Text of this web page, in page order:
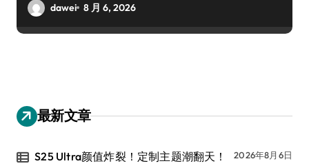
dawei 8 月 6, 2026
最新文章
S25 Ultra颜值炸裂！定制主题潮翻天！ 2026年8月6日